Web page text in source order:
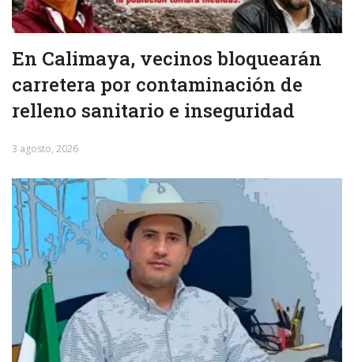
En Calimaya, vecinos bloquearán
carretera por contaminación de
relleno sanitario e inseguridad
3 agosto, 2026